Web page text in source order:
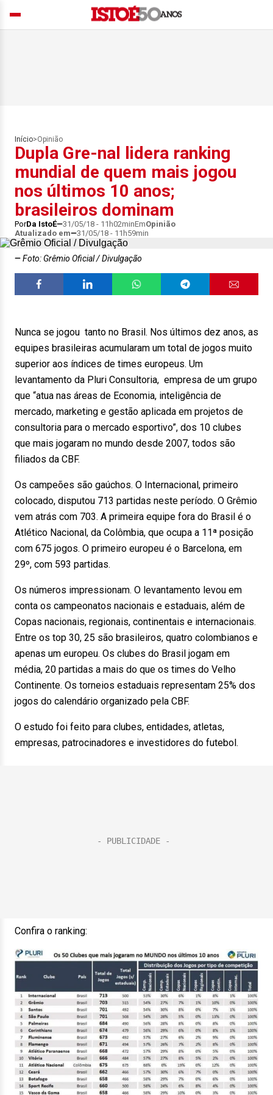
Início>Opinião
Dupla Gre-nal lidera ranking
mundial de quem mais jogou
nos últimos 10 anos;
brasileiros dominam
PorDa IstoÉ 31/05/18 - 11h02minEmOpinião
Atualizado em
31/05/18 - 11h59min
Foto: Grêmio Oficial / Divulgação
Nunca se jogou tanto no Brasil. Nos últimos dez anos, as
equipes brasileiras acumularam um total de jogos muito
superior aos índices de times europeus. Um
levantamento da Pluri Consultoria, empresa de um grupo
que “atua nas áreas de Economia, inteligência de
mercado, marketing e gestão aplicada em projetos de
consultoria para o mercado esportivo”, dos 10 clubes
que mais jogaram no mundo desde 2007, todos são
filiados da CBF.
Os campeões são gaúchos. O Internacional, primeiro
colocado, disputou 713 partidas neste período. O Grêmio
vem atrás com 703. A primeira equipe fora do Brasil é o
Atlético Nacional, da Colômbia, que ocupa a 11ª posição
com 675 jogos. O primeiro europeu é o Barcelona, em
29º, com 593 partidas.
Os números impressionam. O levantamento levou em
conta os campeonatos nacionais e estaduais, além de
Copas nacionais, regionais, continentais e internacionais.
Entre os top 30, 25 são brasileiros, quatro colombianos e
apenas um europeu. Os clubes do Brasil jogam em
média, 20 partidas a mais do que os times do Velho
Continente. Os torneios estaduais representam 25% dos
jogos do calendário organizado pela CBF.
O estudo foi feito para clubes, entidades, atletas,
empresas, patrocinadores e investidores do futebol.
Confira o ranking: